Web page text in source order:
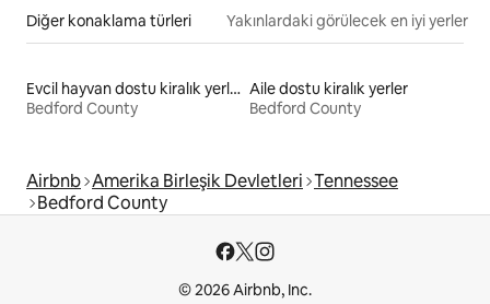
Diğer konaklama türleri Yakınlardaki görülecek en iyi yerler
Evcil hayvan dostu kiralık yerler
Bedford County
Aile dostu kiralık yerler
Bedford County
Airbnb Amerika Birleşik Devletleri Tennessee
Bedford County
© 2026 Airbnb, Inc.